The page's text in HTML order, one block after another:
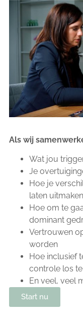
Als wij
Wat jou
Je
Hoe je
laten
Hoe om te
dominant
Vertrouwen
worden
Hoe inclusief
controle los
En veel, veel
Start nu